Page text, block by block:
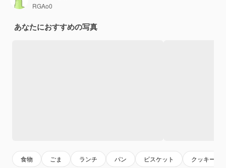
RGAo0
あなたにおすすめの写真
食物 ごま ランチ パン ビスケット クッキー